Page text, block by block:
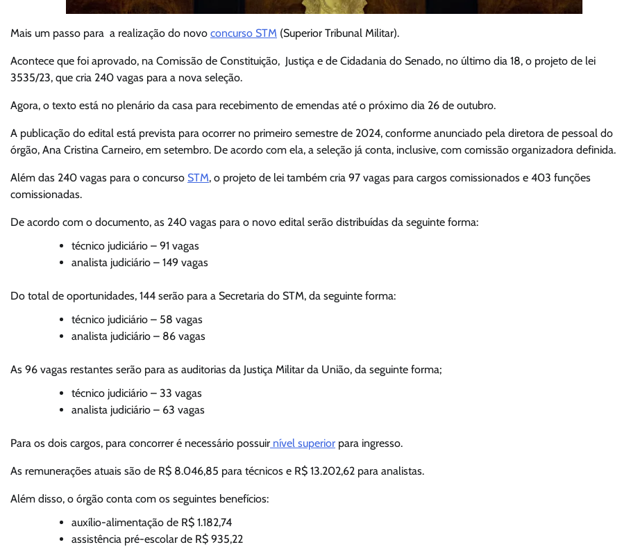
Mais um passo para a realização do novo concurso STM (Superior Tribunal Militar).
Acontece que foi aprovado, na Comissão de Constituição, Justiça e de Cidadania do Senado, no último dia 18, o projeto de lei
3535/23, que cria 240 vagas para a nova seleção.
Agora, o texto está no plenário da casa para recebimento de emendas até o próximo dia 26 de outubro.
A publicação do edital está prevista para ocorrer no primeiro semestre de 2024, conforme anunciado pela diretora de pessoal do
órgão, Ana Cristina Carneiro, em setembro. De acordo com ela, a seleção já conta, inclusive, com comissão organizadora definida.
Além das 240 vagas para o concurso STM, o projeto de lei também cria 97 vagas para cargos comissionados e 403 funções
comissionadas.
De acordo com o documento, as 240 vagas para o novo edital serão distribuídas da seguinte forma:
técnico judiciário – 91 vagas
analista judiciário – 149 vagas
Do total de oportunidades, 144 serão para a Secretaria do STM, da seguinte forma:
técnico judiciário – 58 vagas
analista judiciário – 86 vagas
As 96 vagas restantes serão para as auditorias da Justiça Militar da União, da seguinte forma;
técnico judiciário – 33 vagas
analista judiciário – 63 vagas
Para os dois cargos, para concorrer é necessário possuir nível superior para ingresso.
As remunerações atuais são de R$ 8.046,85 para técnicos e R$ 13.202,62 para analistas.
Além disso, o órgão conta com os seguintes benefícios:
auxílio-alimentação de R$ 1.182,74
assistência pré-escolar de R$ 935,22